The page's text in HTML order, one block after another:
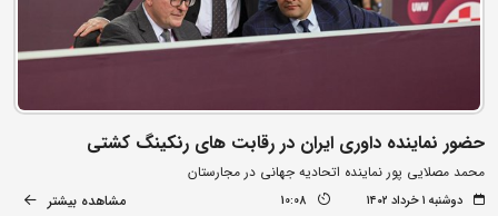
حضور نماینده داوری ایران در رقابت های رنکینگ کشتی
محمد مصلایی پور نماینده اتحادیه جهانی در مجارستان
دوشنبه ۱ خرداد ۱۴۰۲ 10:08 مشاهده بیشتر